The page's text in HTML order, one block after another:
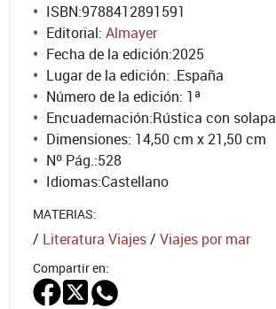
ISBN:9788412891591
Editorial: Almayer
Fecha de la edición:2025
Lugar de la edición: .España
Número de la edición: 1ª
Encuadernación:Rústica con solapa
Dimensiones: 14,50 cm x 21,50 cm
Nº Pág.:528
Idiomas:Castellano
MATERIAS:
/ Literatura Viajes/ Viajes por mar
Compartir en: